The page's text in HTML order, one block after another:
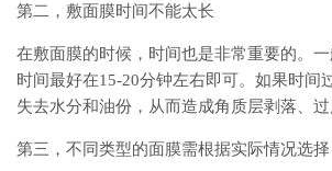
第二，敷面膜时间不能太长
在敷面膜的时候，时间也是非常重要的。
时间最好在15-20分钟左右即可。如果时间
失去水分和油份，从而造成角质层剥落、过
第三，不同类型的面膜需根据实际情况选择